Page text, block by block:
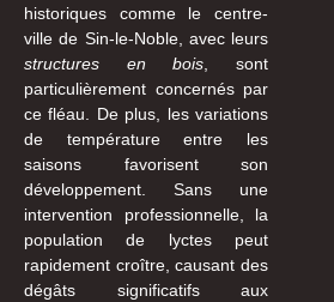
historiques comme le centre-
ville de Sin-le-Noble, avec leurs
structures en bois , sont
particulièrement concernés par
ce fléau. De plus, les variations
de température entre les
saisons favorisent son
développement. Sans une
intervention professionnelle, la
population de lyctes peut
rapidement croître, causant des
dégâts significatifs aux